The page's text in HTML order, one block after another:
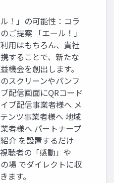
！」の可能性：コラ
ご提案 「エール！」
用はもちろん、貴社
することで、新たな
機会を創出します。
スクリーンやパンフ
配信画面にQRコード
ブ配信事業者様へ メ
ンツ事業者様へ 地域
者様へ パートナープ
介 を設置するだけ
聴者の「感動」や
の場 でダイレクトに収
ます。